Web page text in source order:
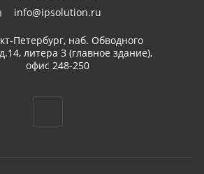
info@ipsolution.ru
Петербург, наб. Обводного
литера З (главное здание),
офис 248-250